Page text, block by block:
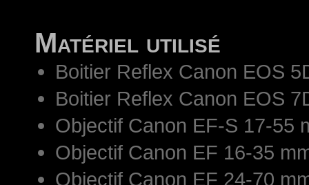
Matériel utilisé
Boitier Reflex Canon EOS
Boitier Reflex Canon EOS
Objectif Canon EF-S 17-55
Objectif Canon EF 16-35
Objectif Canon EF 24-70